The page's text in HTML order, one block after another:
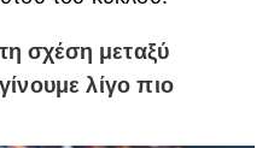
σχέση μεταξύ
λίγο πιο